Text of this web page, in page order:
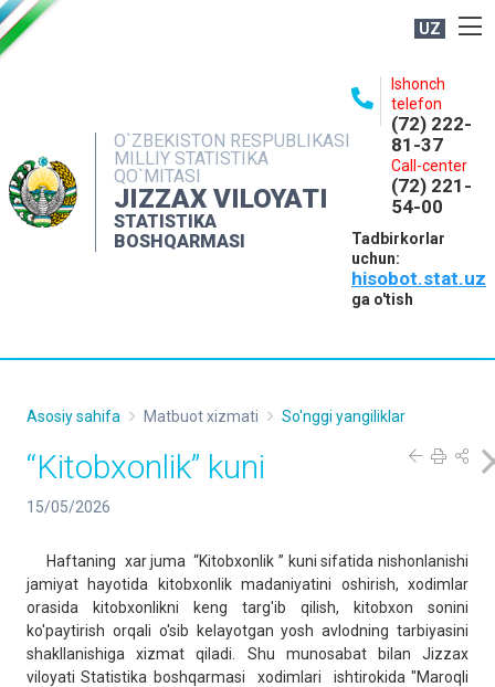
UZ
O`ZBEKISTON RESPUBLIKASI
MILLIY STATISTIKA
QO`MITASI
JIZZAX VILOYATI
STATISTIKA
BOSHQARMASI
Ishonch
telefon
(72) 222-
81-37
Call-center
(72) 221-
54-00
Tadbirkorlar
uchun:
hisobot.stat.uz
ga o'tish
NASHRLAR
INTERAKTIV XIZMATLAR
MATBUOT XIZMATI
Asosiy sahifa Matbuot xizmati So'nggi yangiliklar
“Kitobxonlik” kuni
15/05/2026
Haftaning xar juma “Kitobxonlik ” kuni sifatida nishonlanishi
jamiyat hayotida kitobxonlik madaniyatini oshirish, xodimlar
orasida kitobxonlikni keng targ'ib qilish, kitobxon sonini
ko'paytirish orqali o'sib kelayotgan yosh avlodning tarbiyasini
shakllanishiga xizmat qiladi. Shu munosabat bilan Jizzax
viloyati Statistika boshqarmasi xodimlari ishtirokida "Maroqli